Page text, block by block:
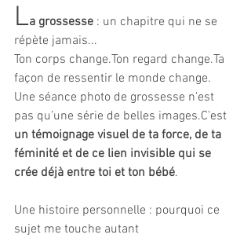
La grossesse : un chapitre qui ne se
répète jamais...
Ton corps change.Ton regard change.Ta
façon de ressentir le monde change.
Une séance photo de grossesse n’est
pas qu’une série de belles images.C’est
un témoignage visuel de ta force, de ta
féminité et de ce lien invisible qui se
crée déjà entre toi et ton bébé.
Une histoire personnelle : pourquoi ce
sujet me touche autant